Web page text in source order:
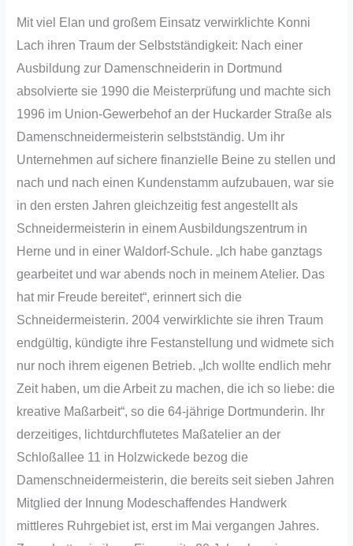
Mit viel Elan und großem Einsatz verwirklichte Konni
Lach ihren Traum der Selbstständigkeit: Nach einer
Ausbildung zur Damenschneiderin in Dortmund
absolvierte sie 1990 die Meisterprüfung und machte sich
1996 im Union-Gewerbehof an der Huckarder Straße als
Damenschneidermeisterin selbstständig. Um ihr
Unternehmen auf sichere finanzielle Beine zu stellen und
nach und nach einen Kundenstamm aufzubauen, war sie
in den ersten Jahren gleichzeitig fest angestellt als
Schneidermeisterin in einem Ausbildungszentrum in
Herne und in einer Waldorf-Schule. „Ich habe ganztags
gearbeitet und war abends noch in meinem Atelier. Das
hat mir Freude bereitet“, erinnert sich die
Schneidermeisterin. 2004 verwirklichte sie ihren Traum
endgültig, kündigte ihre Festanstellung und widmete sich
nur noch ihrem eigenen Betrieb. „Ich wollte endlich mehr
Zeit haben, um die Arbeit zu machen, die ich so liebe: die
kreative Maßarbeit“, so die 64-jährige Dortmunderin. Ihr
derzeitiges, lichtdurchflutetes Maßatelier an der
Schloßallee 11 in Holzwickede bezog die
Damenschneidermeisterin, die bereits seit sieben Jahren
Mitglied der Innung Modeschaffendes Handwerk
mittleres Ruhrgebiet ist, erst im Mai vergangen Jahres.